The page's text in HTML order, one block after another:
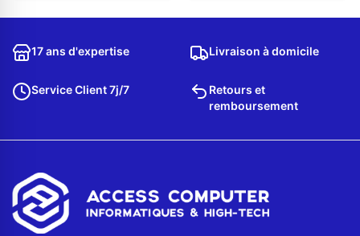
17 ans d'expertise Livraison à domicile
Service Client 7j/7
Retours et
remboursement